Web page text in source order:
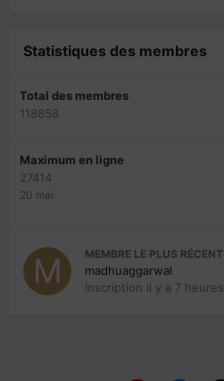
Statistiques des membres
Total des membres
118858
Maximum en ligne
27414
20 mai
MEMBRE LE PLUS RÉCENT
madhuaggarwal
Inscription il y a 7 heures